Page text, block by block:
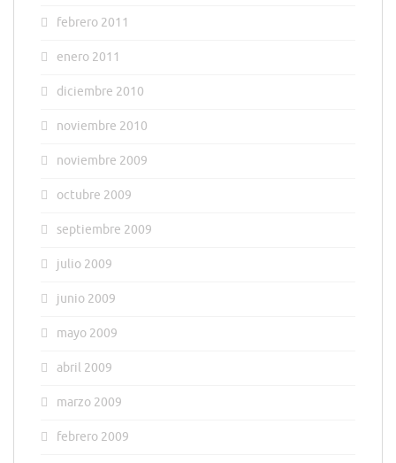
febrero 2011
enero 2011
diciembre 2010
noviembre 2010
noviembre 2009
octubre 2009
septiembre 2009
julio 2009
junio 2009
mayo 2009
abril 2009
marzo 2009
febrero 2009